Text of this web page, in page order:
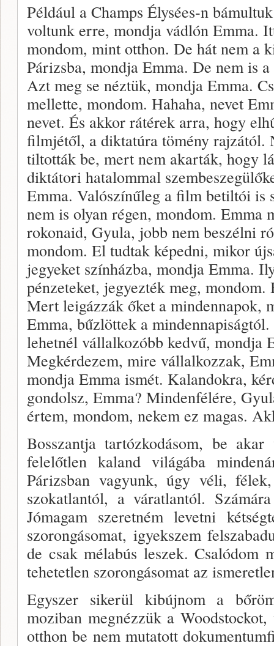
Például a Champs Élysées-n
voltunk erre, mondja vádlón Emma.
mondom, mint otthon. De hát nem a
Párizsba, mondja Emma. De nem is
Azt meg se néztük, mondja Emma.
mellette, mondom. Hahaha, nevet
nevet. És akkor rátérek arra, hogy
filmjétől, a diktatúra tömény rajzától.
tiltották be, mert nem akarták, hogy
diktátori hatalommal
Emma. Valószínűleg a film betiltói is
nem is olyan régen, mondom. Emma
rokonaid, Gyula, jobb nem beszélni
mondom. El tudtak képedni, mikor
jegyeket színházba, mondja Emma.
pénzeteket, jegyezték meg,
Mert leigázzák őket a mindennapok,
Emma, bűzlöttek a
lehetnél vállalkozóbb kedvű, mondja
Megkérdezem, mire vállalkozzak,
mondja Emma ismét. Kalandokra,
gondolsz, Emma? Mindenfélére,
értem, mondom, nekem ez magas.
Bosszantja tartózkodásom, be
felelőtlen kaland világába
Párizsban vagyunk, úgy véli,
szokatlantól, a váratlantól.
Jómagam szeretném levetni
szorongásomat, igyekszem
de csak mélabús leszek. Csalódom
tehetetlen szorongásomat az
Egyszer sikerül kibújnom a
moziban megnézzük a
otthon be nem mutatott